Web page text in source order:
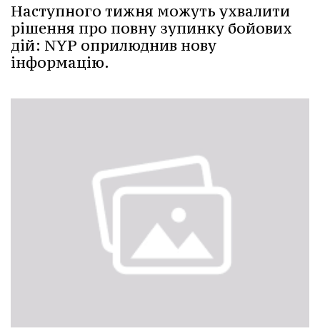
Наступного тижня можуть ухвалити
рішення про повну зупинку бойових
дій: NYP оприлюднив нову
інформацію.